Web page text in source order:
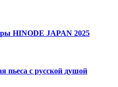
HINODE JAPAN 2025
пьеса с русской душой